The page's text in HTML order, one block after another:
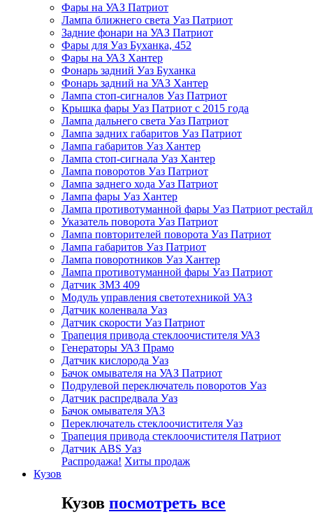
Фары на УАЗ Патриот
Лампа ближнего света Уаз Патриот
Задние фонари на УАЗ Патриот
Фары для Уаз Буханка, 452
Фары на УАЗ Хантер
Фонарь задний Уаз Буханка
Фонарь задний на УАЗ Хантер
Лампа стоп-сигналов Уаз Патриот
Крышка фары Уаз Патриот с 2015 года
Лампа дальнего света Уаз Патриот
Лампа задних габаритов Уаз Патриот
Лампа габаритов Уаз Хантер
Лампа стоп-сигнала Уаз Хантер
Лампа поворотов Уаз Патриот
Лампа заднего хода Уаз Патриот
Лампа фары Уаз Хантер
Лампа противотуманной фары Уаз Патриот
Указатель поворота Уаз Патриот
Лампа повторителей поворота Уаз Патриот
Лампа габаритов Уаз Патриот
Лампа поворотников Уаз Хантер
Лампа противотуманной фары Уаз Патриот
Датчик ЗМЗ 409
Модуль управления светотехникой УАЗ
Датчик коленвала Уаз
Датчик скорости Уаз Патриот
Трапеция привода стеклоочистителя УАЗ
Генераторы УАЗ Прамо
Датчик кислорода Уаз
Бачок омывателя на УАЗ Патриот
Подрулевой переключатель поворотов Уаз
Датчик распредвала Уаз
Бачок омывателя УАЗ
Переключатель стеклоочистителя Уаз
Трапеция привода стеклоочистителя Патриот
Датчик ABS Уаз
Распродажа! Хиты продаж
Кузов
Кузов посмотреть все